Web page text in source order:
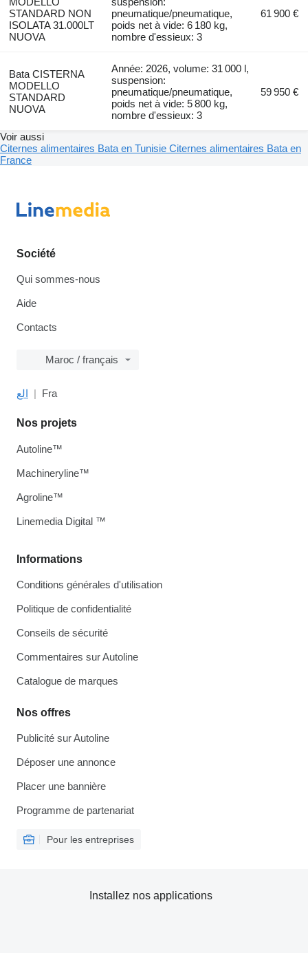
STANDARD NON
ISOLATA 31.000LT
NUOVA
pneumatique/pneumatique,
poids net à vide: 6 180 kg,
nombre d'essieux: 3
61 900 €
Bata CISTERNA
MODELLO
STANDARD
NUOVA
Année: 2026, volume: 31 000 l,
suspension:
pneumatique/pneumatique,
poids net à vide: 5 800 kg,
nombre d'essieux: 3
59 950 €
Voir aussi
Citernes alimentaires Bata en Tunisie Citernes alimentaires Bata en
France
Société
Qui sommes-nous
Aide
Contacts
Maroc / français
الع Fra
Informations
Conditions générales d'utilisation
Politique de confidentialité
Conseils de sécurité
Commentaires sur Autoline
Catalogue de marques
Nos offres
Publicité sur Autoline
Déposer une annonce
Placer une bannière
Programme de partenariat
Pour les entreprises
Nos projets
Autoline™
Machineryline™
Agroline™
Linemedia Digital ™
Installez nos applications